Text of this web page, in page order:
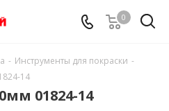
0
- Инструменты для покраски -
14
01824-14